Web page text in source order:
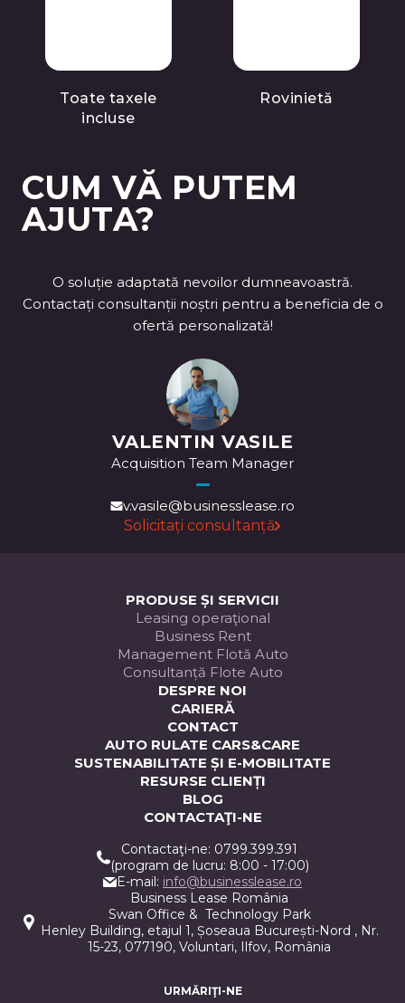
Toate taxele
incluse
Rovinietă
CUM VĂ PUTEM
AJUTA?
O soluție adaptată nevoilor dumneavoastră.
Contactați consultanții noștri pentru a beneficia de o
ofertă personalizată!
VALENTIN VASILE
Acquisition Team Manager
v.vasile@businesslease.ro
Solicitați consultanță
PRODUSE ȘI SERVICII
Leasing operaţional
Business Rent
Management Flotă Auto
Consultanță Flote Auto
DESPRE NOI
CARIERĂ
CONTACT
AUTO RULATE CARS&CARE
SUSTENABILITATE ȘI E-MOBILITATE
RESURSE CLIENȚI
BLOG
CONTACTAŢI-NE
Contactaţi-ne: 0799.399.391
(program de lucru: 8:00 - 17:00)
E-mail: info@businesslease.ro
Business Lease România
Swan Office & Technology Park
Henley Building, etajul 1, Șoseaua București-Nord , Nr.
15-23, 077190, Voluntari, Ilfov, România
URMĂRIŢI-NE